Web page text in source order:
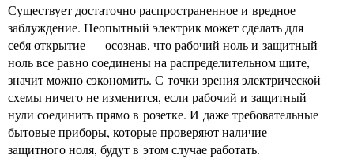
Существует достаточно распространенное и вредное
заблуждение. Неопытный электрик может сделать для
себя открытие — осознав, что рабочий ноль и защитный
ноль все равно соединены на распределительном щите,
значит можно сэкономить. С точки зрения электрической
схемы ничего не изменится, если рабочий и защитный
нули соединить прямо в розетке. И даже требовательные
бытовые приборы, которые проверяют наличие
защитного ноля, будут в этом случае работать.